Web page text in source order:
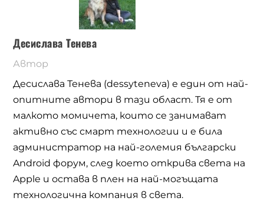
Десислава Тенева
Автор
Десислава Тенева (dessyteneva) е един от най-
опитните автори в тази област. Тя е от
малкото момичета, които се занимават
активно със смарт технологии и е била
администратор на най-големия български
Android форум, след което открива света на
Apple и остава в плен на най-могъщата
технологична компания в света.